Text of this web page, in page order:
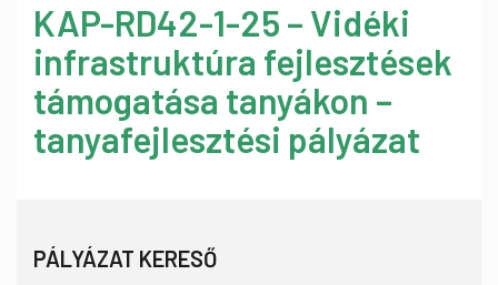
KAP-RD42-1-25 – Vidéki
infrastruktúra fejlesztések
támogatása tanyákon –
tanyafejlesztési pályázat
PÁLYÁZAT KERESŐ